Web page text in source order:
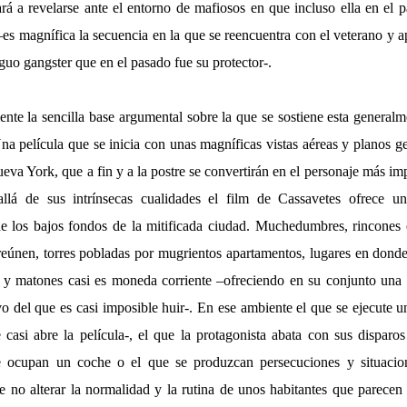
a revelarse ante el entorno de mafiosos en que incluso ella en el
magnífica la secuencia en la que se reencuentra con el veterano y
gangster que en el pasado fue su protector-.
la sencilla base argumental sobre la que se sostiene esta
película que se inicia con unas magníficas vistas aéreas y planos
York, que a fin y a la postre se convertirán en el personaje más
de sus intrínsecas cualidades el film de Cassavetes ofrece
los bajos fondos de la mitificada ciudad. Muchedumbres, rincones
torres pobladas por mugrientos apartamentos, lugares en
y matones casi es moneda corriente –ofreciendo en su conjunto una
del que es casi imposible huir-. En ese ambiente el que se ejecute
abre la película-, el que la protagonista abata con sus
ocupan un coche o el que se produzcan persecuciones y
no alterar la normalidad y la rutina de unos habitantes que